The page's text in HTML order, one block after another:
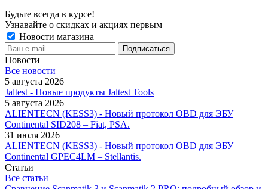
Будьте всегда в курсе!
Узнавайте о скидках и акциях первым
Новости магазина
Новости
Все новости
5 августа 2026
Jaltest - Новые продукты Jaltest Tools
5 августа 2026
ALIENTECN (KESS3) - Новый протокол OBD для ЭБУ
Continental SID208 – Fiat, PSA.
31 июля 2026
ALIENTECN (KESS3) - Новый протокол OBD для ЭБУ
Continental GPEC4LM – Stellantis.
Статьи
Все статьи